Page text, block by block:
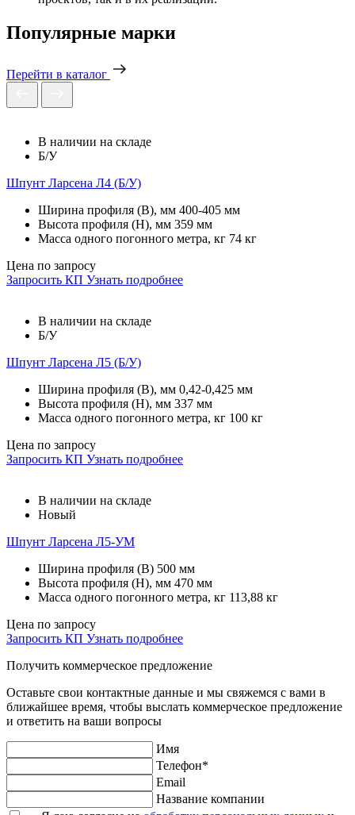
Популярные марки
Перейти в каталог
В наличии на складе
Б/У
Шпунт Ларсена Л4 (Б/У)
Ширина профиля (B), мм 400-405 мм
Высота профиля (H), мм 359 мм
Масса одного погонного метра, кг 74 кг
Цена по запросу
Запросить КП Узнать подробнее
В наличии на складе
Б/У
Шпунт Ларсена Л5 (Б/У)
Ширина профиля (B), мм 0,42-0,425 мм
Высота профиля (H), мм 337 мм
Масса одного погонного метра, кг 100 кг
Цена по запросу
Запросить КП Узнать подробнее
В наличии на складе
Новый
Шпунт Ларсена Л5-УМ
Ширина профиля (B) 500 мм
Высота профиля (H), мм 470 мм
Масса одного погонного метра, кг 113,88 кг
Цена по запросу
Запросить КП Узнать подробнее
Получить коммерческое предложение
Оставьте свои контактные данные и мы свяжемся с вами в
ближайшее время, чтобы выслать коммерческое предложение
и ответить на ваши вопросы
Имя
Телефон*
Email
Название компании